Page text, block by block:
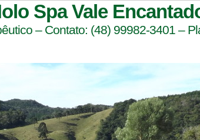
Spa Vale
– Contato: (48) 99982-3401 –